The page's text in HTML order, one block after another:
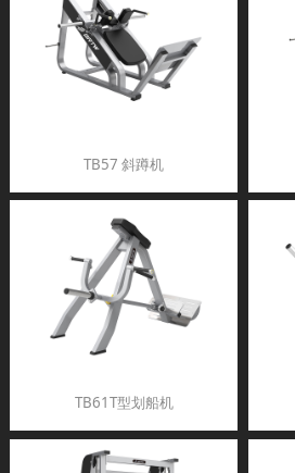
TB57 斜蹲机
TB61T型划船机